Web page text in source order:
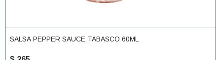
SALSA PEPPER SAUCE TABASCO 60ML